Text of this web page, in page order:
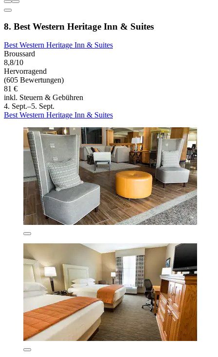
8. Best Western Heritage Inn & Suites
Best Western Heritage Inn & Suites
Broussard
8,8/10
Hervorragend
(605 Bewertungen)
81 €
inkl. Steuern & Gebühren
4. Sept.–5. Sept.
Best Western Heritage Inn & Suites